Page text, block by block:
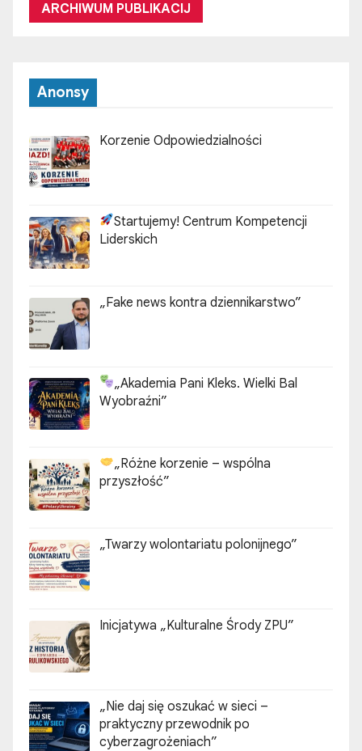
ARCHIWUM PUBLIKACIJ
Anonsy
Korzenie Odpowiedzialności
Startujemy! Centrum Kompetencji
Liderskich
„Fake news kontra dziennikarstwo”
„Akademia Pani Kleks. Wielki Bal
Wyobraźni”
„Różne korzenie – wspólna
przyszłość”
„Twarzy wolontariatu polonijnego”
Inicjatywa „Kulturalne Środy ZPU”
„Nie daj się oszukać w sieci –
praktyczny przewodnik po
cyberzagrożeniach”